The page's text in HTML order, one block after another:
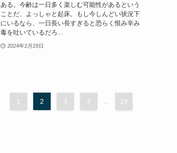
ある。今齢は一日多く楽しむ可能性があるという
ことだ、よっしゃと起床。もし今しんどい状況下
にいるなら、一日長い長すぎると恐らく恨み辛み
毒を吐いているだろ...
2024年2月29日
1 2 3 4 19